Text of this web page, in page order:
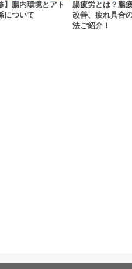
】腸内環境とアト
について
腸疲労とは？腸
改善、疲れ具合
法ご紹介！